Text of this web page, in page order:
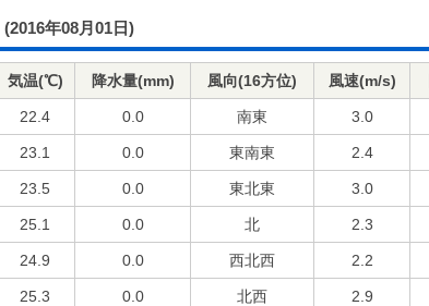
(2016年08月01日)
気温(℃) 降水量(mm) 風向(16方位) 風速(m/s)
22.4 0.0 南東 3.0
23.1 0.0 東南東 2.4
23.5 0.0 東北東 3.0
25.1 0.0 北 2.3
24.9 0.0 西北西 2.2
25.3 0.0 北西 2.9